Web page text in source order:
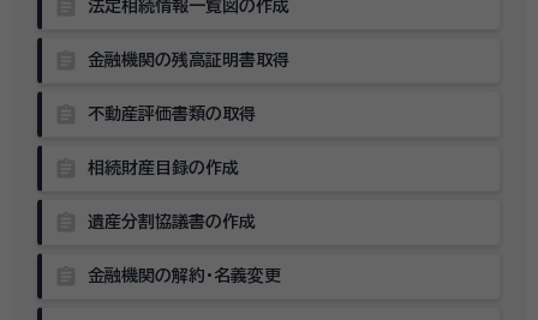
法定相続情報一覧図の作成
金融機関の残高証明書取得
不動産評価書類の取得
相続財産目録の作成
遺産分割協議書の作成
金融機関の解約・名義変更